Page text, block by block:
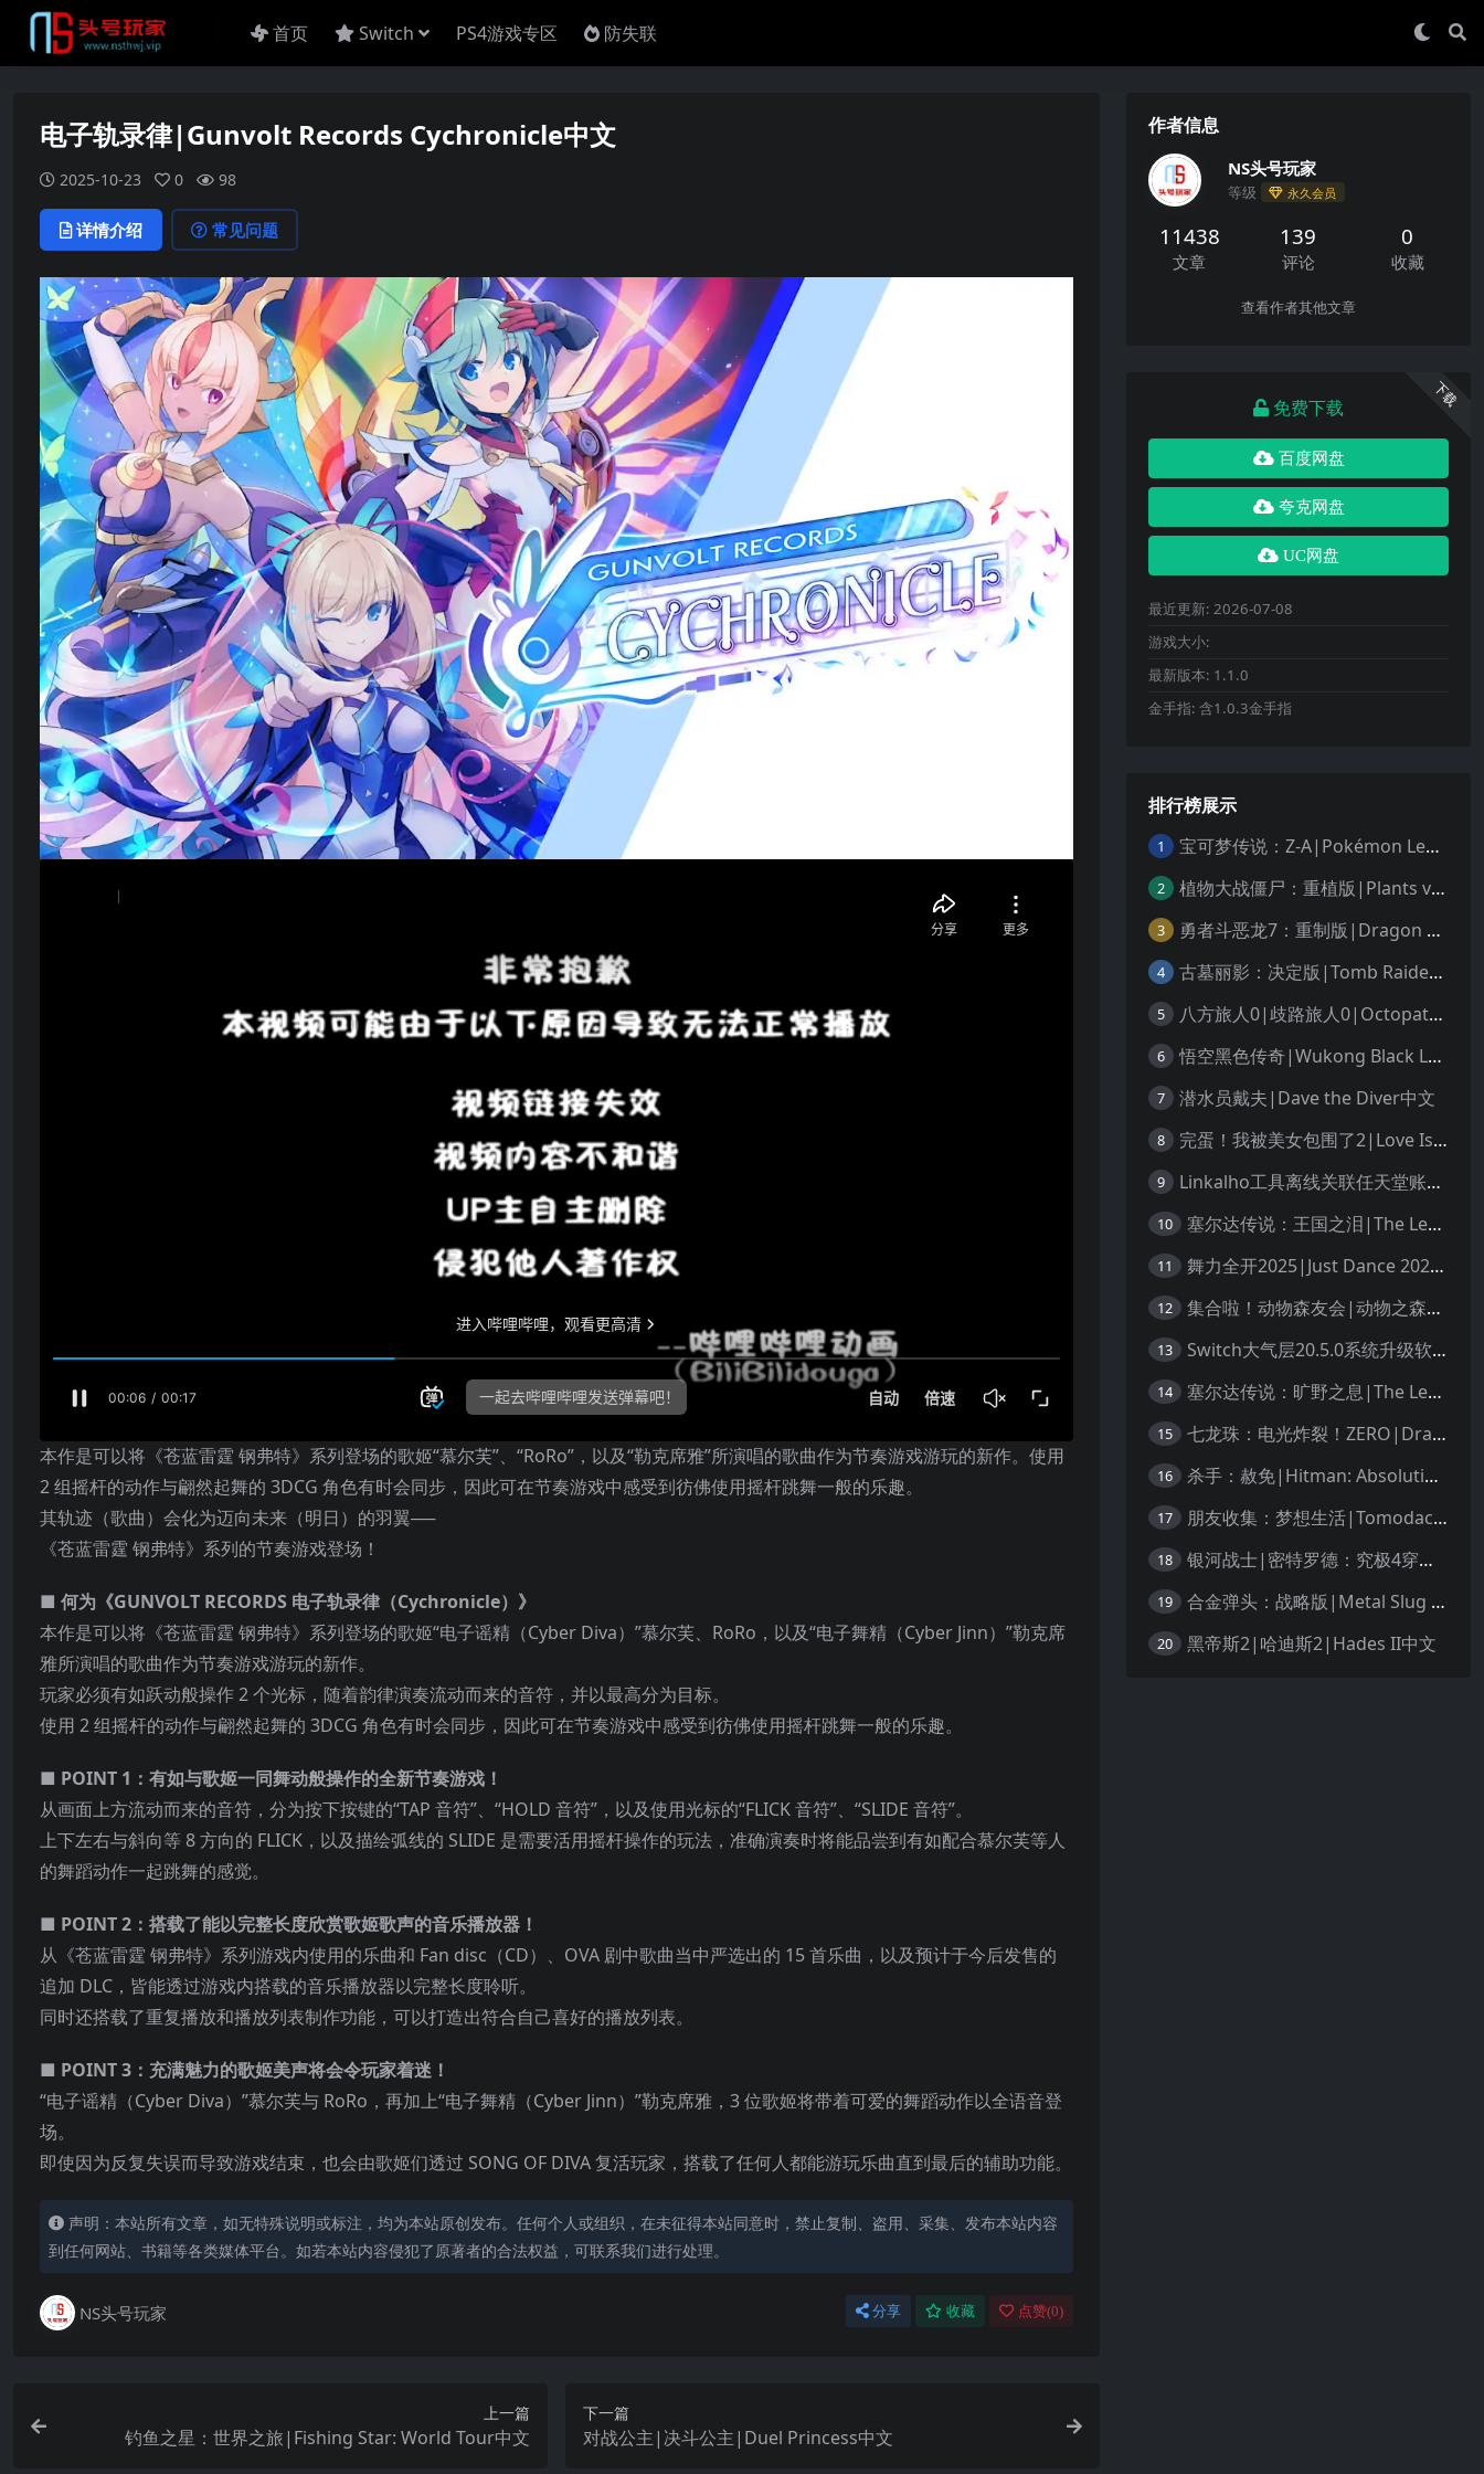
首页 Switch PS4游戏专区 防失联
电子轨录律|Gunvolt Records Cychronicle中文
2025-10-23 0 98
详情介绍 常见问题
本作是可以将《苍蓝雷霆 钢弗特》系列登场的歌姬“慕尔芙”、“RoRo”，以及“勒克席雅”所演唱的歌曲作为节奏游戏游玩的新作。使用
2 组摇杆的动作与翩然起舞的 3DCG 角色有时会同步，因此可在节奏游戏中感受到彷佛使用摇杆跳舞一般的乐趣。
其轨迹（歌曲）会化为迈向未来（明日）的羽翼──
《苍蓝雷霆 钢弗特》系列的节奏游戏登场！
■ 何为《GUNVOLT RECORDS 电子轨录律（Cychronicle）》
本作是可以将《苍蓝雷霆 钢弗特》系列登场的歌姬“电子谣精（Cyber Diva）”慕尔芙、RoRo，以及“电子舞精（Cyber Jinn）”勒克席
雅所演唱的歌曲作为节奏游戏游玩的新作。
玩家必须有如跃动般操作 2 个光标，随着韵律演奏流动而来的音符，并以最高分为目标。
使用 2 组摇杆的动作与翩然起舞的 3DCG 角色有时会同步，因此可在节奏游戏中感受到彷佛使用摇杆跳舞一般的乐趣。
■ POINT 1：有如与歌姬一同舞动般操作的全新节奏游戏！
从画面上方流动而来的音符，分为按下按键的“TAP 音符”、“HOLD 音符”，以及使用光标的“FLICK 音符”、“SLIDE 音符”。
上下左右与斜向等 8 方向的 FLICK，以及描绘弧线的 SLIDE 是需要活用摇杆操作的玩法，准确演奏时将能品尝到有如配合慕尔芙等人
的舞蹈动作一起跳舞的感觉。
■ POINT 2：搭载了能以完整长度欣赏歌姬歌声的音乐播放器！
从《苍蓝雷霆 钢弗特》系列游戏内使用的乐曲和 Fan disc（CD）、OVA 剧中歌曲当中严选出的 15 首乐曲，以及预计于今后发售的
追加 DLC，皆能透过游戏内搭载的音乐播放器以完整长度聆听。
同时还搭载了重复播放和播放列表制作功能，可以打造出符合自己喜好的播放列表。
■ POINT 3：充满魅力的歌姬美声将会令玩家着迷！
“电子谣精（Cyber Diva）”慕尔芙与 RoRo，再加上“电子舞精（Cyber Jinn）”勒克席雅，3 位歌姬将带着可爱的舞蹈动作以全语音登
场。
即使因为反复失误而导致游戏结束，也会由歌姬们透过 SONG OF DIVA 复活玩家，搭载了任何人都能游玩乐曲直到最后的辅助功能。
声明：本站所有文章，如无特殊说明或标注，均为本站原创发布。任何个人或组织，在未征得本站同意时，禁止复制、盗用、采集、发布本站内容
到任何网站、书籍等各类媒体平台。如若本站内容侵犯了原著者的合法权益，可联系我们进行处理。
NS头号玩家 分享 收藏 点赞(0)
上一篇
钓鱼之星：世界之旅|Fishing Star: World Tour中文
下一篇
对战公主|决斗公主|Duel Princess中文
作者信息
NS头号玩家
等级 永久会员
11438
文章
139
评论
0
收藏
查看作者其他文章
下载
免费下载
百度网盘
夸克网盘
UC网盘
最近更新: 2026-07-08
游戏大小:
最新版本: 1.1.0
金手指: 含1.0.3金手指
排行榜展示
1 宝可梦传说：Z-A|Pokémon Legends: Z-A中文
2 植物大战僵尸：重植版|Plants vs. Zombies: Replanted中文
3 勇者斗恶龙7：重制版|Dragon Quest VII Reimagined中文
4 古墓丽影：决定版|Tomb Raider: Definitive Edition中文
5 八方旅人0|歧路旅人0|Octopath Traveler 0中文
6 悟空黑色传奇|Wukong Black Legend
7 潜水员戴夫|Dave the Diver中文
8 完蛋！我被美女包围了2|Love Is All Around 2中文
9 Linkalho工具离线关联任天堂账户教程
10 塞尔达传说：王国之泪|The Legend of Zelda: Tears of the Kingdom中文
11 舞力全开2025|Just Dance 2025中文
12 集合啦！动物森友会|动物之森|Animal Crossing: New Horizons中文
13 Switch大气层20.5.0系统升级软硬破通用教程
14 塞尔达传说：旷野之息|The Legend of Zelda: Breath of the Wild中文
15 七龙珠：电光炸裂！ZERO|Dragon Ball: Sparking! Zero中文
16 杀手：赦免|Hitman: Absolution汉化
17 朋友收集：梦想生活|Tomodachi Life: Living the Dream中文
18 银河战士|密特罗德：究极4穿越未知|Metroid Prime 4: Beyond中文
19 合金弹头：战略版|Metal Slug Tactics中文
20 黑帝斯2|哈迪斯2|Hades II中文